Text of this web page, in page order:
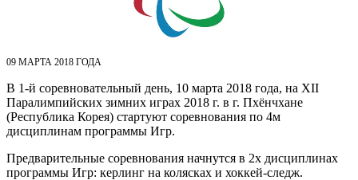
09 МАРТА 2018 ГОДА
В 1-й соревновательный день, 10 марта 2018 года, на XII
Паралимпийских зимних играх 2018 г. в г. Пхёнчхане
(Республика Корея) стартуют соревнования по 4м
дисциплинам программы Игр.
Предварительные соревнования начнутся в 2х дисциплинах
программы Игр: керлинг на колясках и хоккей-следж.